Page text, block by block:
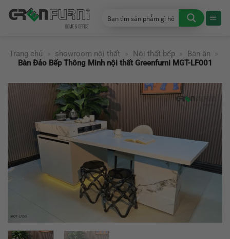
đến
Trang chủ
» showroom nội thất » Nội thất bếp » Bàn ăn
»
Bàn Đảo Bếp Thông Minh nội thất Greenfurni MGT-LF001